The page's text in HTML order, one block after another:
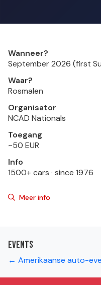
Wanneer?
September 2026 (first
Waar?
Rosmalen
Organisator
NCAD Nationals
Toegang
~50 EUR
Info
1500+ cars · since 1976
Meer info
Events
← Amerikaanse auto-